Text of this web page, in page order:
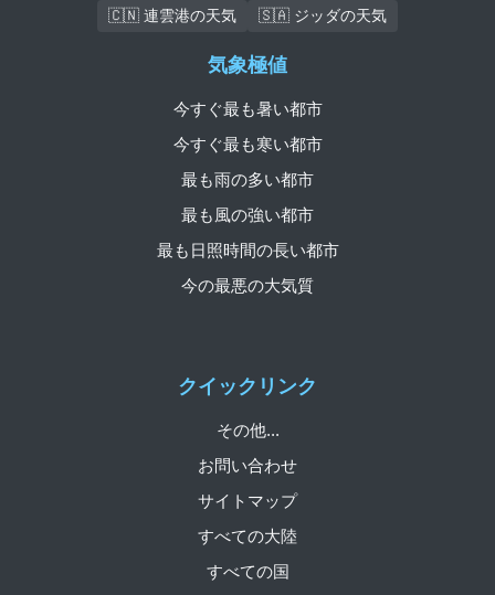
🇨🇳 連雲港の天気
🇸🇦 ジッダの天気
クイックリンク
その他...
お問い合わせ
サイトマップ
すべての大陸
すべての国
気象極値
今すぐ最も暑い都市
今すぐ最も寒い都市
最も雨の多い都市
最も風の強い都市
最も日照時間の長い都市
今の最悪の大気質